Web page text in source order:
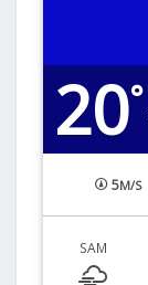
20°
5M/S
SAM